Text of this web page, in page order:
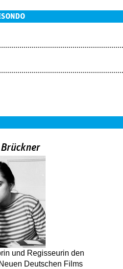
und Regisseurin den
Deutschen Films